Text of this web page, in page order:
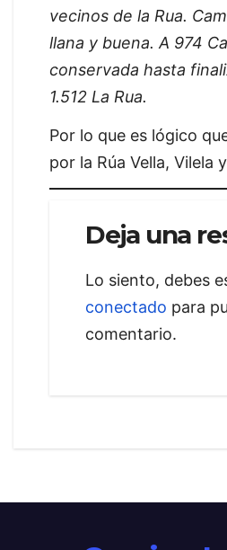
vecinos de la Rua.
llana y buena. A 974
conservada hasta
1.512 La Rua.
Por lo que es lógico
por la Rúa Vella, Vilela
Deja una
Lo siento, debes
conectado para
comentario.